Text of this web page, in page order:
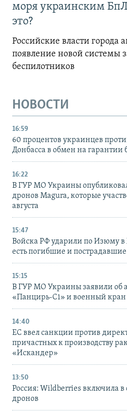
моря украинским
это?
Российские власти города
появление новой системы
беспилотников
НОВОСТИ
16:59
60 процентов украинцев
Донбасса в обмен на гарантии
16:22
В ГУР МО Украины
дронов Magura, которые
августа
15:47
Войска РФ ударили по Изюму в
есть погибшие и пострадавшие
15:15
В ГУР МО Украины заявили об
«Панцирь-С1» и военный
14:40
ЕС ввел санкции против
причастных к производству
«Искандер»
13:50
Россия: Wildberries включила в
дронов